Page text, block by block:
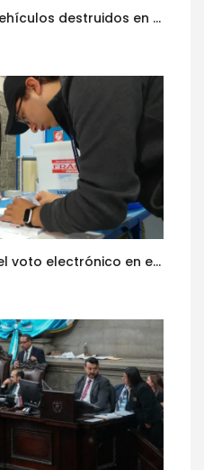
Un fallecido, heridos y vehículos destruidos en accidentes registrados este 1 de agosto
El TSE no podrá aplicar el voto electrónico en el extranjero, pese a la reciente actualización de su reglamento